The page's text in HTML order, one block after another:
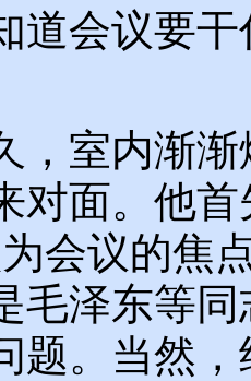
道会议要
，室内渐
对面。他
会议的焦
毛泽东等
题。当然